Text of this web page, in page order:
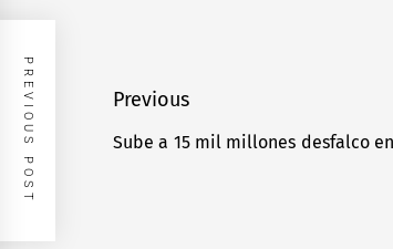
Navegación
de
Previous
Previous
Sube a 15 mil millones desfalco
PREVIOUS POST